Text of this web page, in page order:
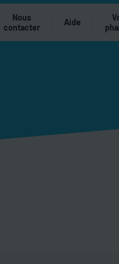
Nous
contacter
Aide